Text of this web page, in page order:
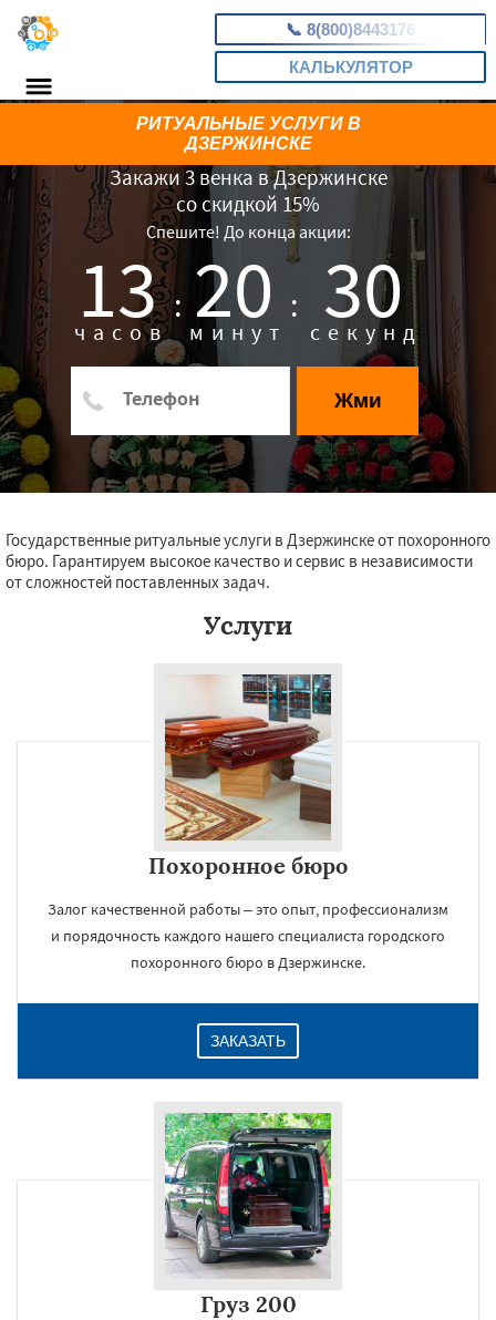
📞 8(800)8443176
КАЛЬКУЛЯТОР
Закажи 3 венка в Дзержинске
со скидкой 15%
Спешите! До конца акции:
13 :
часов 20 :
минут 29
секунд
Жми
РИТУАЛЬНЫЕ УСЛУГИ В
ДЗЕРЖИНСКЕ
Государственные ритуальные услуги в Дзержинске от похоронного
бюро. Гарантируем высокое качество и сервис в независимости
от сложностей поставленных задач.
Услуги
Похоронное бюро
Залог качественной работы – это опыт, профессионализм
и порядочность каждого нашего специалиста городского
похоронного бюро в Дзержинске.
ЗАКАЗАТЬ
Груз 200